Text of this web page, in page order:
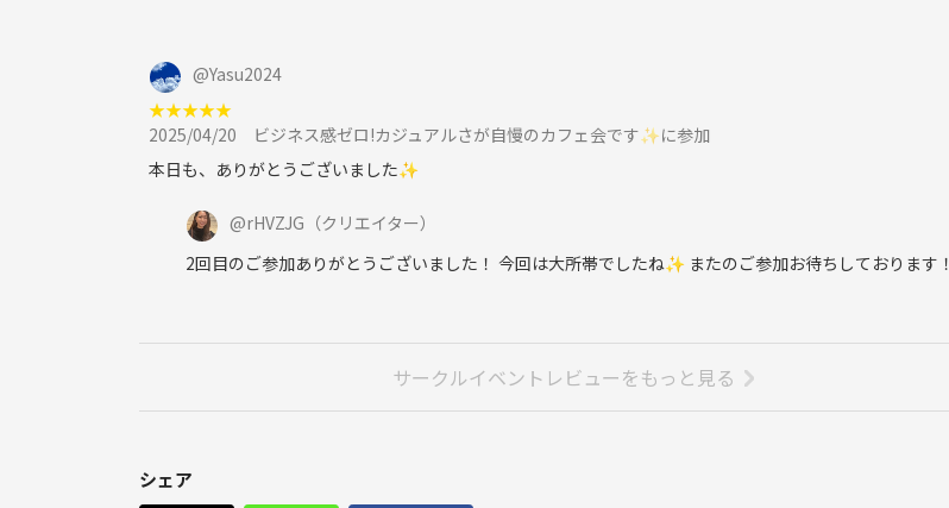
今後はもっと多くの方と繋がり、楽しんでいただける場を作っていきたいと考えています！
ゆるっと楽しく新たな出会いを作りたい方は、ぜひお気軽にご利用ください✨
【開催場所】
CAFE de CRIE
https://c-united.co.jp/crie/
神奈川県横浜市西区みなとみらい2-3 クイーンズスクエア横浜クイーンモール1F
＜エントランス(マークイズみなとみらい側)からお越しの方＞
そのまま真っ直ぐ通路を進んでください。
@Yasu2024
★★★★★
2025/04/20
ビジネス感ゼロ!カジュアルさが自慢のカフェ会です✨に参加
本日も、ありがとうございました✨
@rHVZJG （クリエイター）
2回目のご参加ありがとうございました！ 今回は大所帯でしたね✨ またのご参加お待ちしております！
サークルイベントレビューをもっと見る
シェア